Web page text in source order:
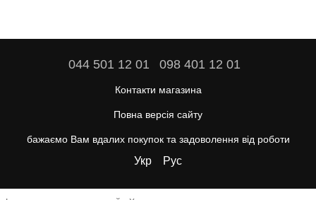
044 501 12 01 098 401 12 01
Контакти магазина
Повна версія сайту
бажаємо Вам вдалих покупок та задоволення від роботи
Укр Рус